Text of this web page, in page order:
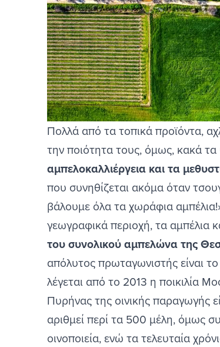
Πολλά από τα τοπικά προϊόντα,
την ποιότητα τους, όμως, κακά
αμπελοκαλλιέργεια και τα
που συνηθίζεται ακόμα όταν
βάλουμε όλα τα χωράφια
γεωγραφικά περιοχή, τα αμπέλια
του συνολικού αμπελώνα της
απόλυτος πρωταγωνιστής είναι το
λέγεται από το 2013 η ποικιλία
Πυρήνας της οινικής παραγωγής
αριθμεί περί τα 500 μέλη, όμως
οινοποιεία, ενώ τα τελευταία